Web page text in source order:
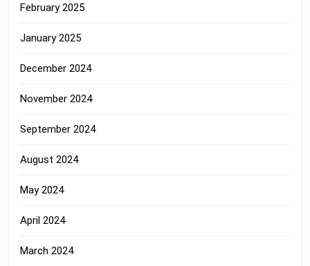
February 2025
January 2025
December 2024
November 2024
September 2024
August 2024
May 2024
April 2024
March 2024